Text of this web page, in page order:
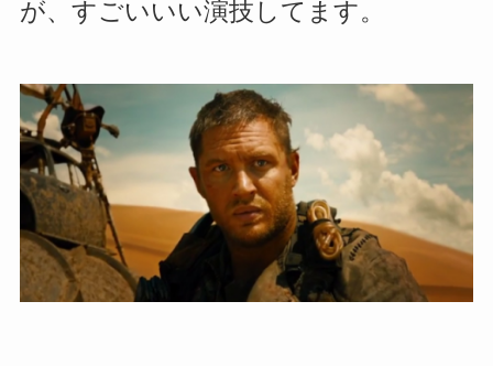
が、すごいいい演技してます。